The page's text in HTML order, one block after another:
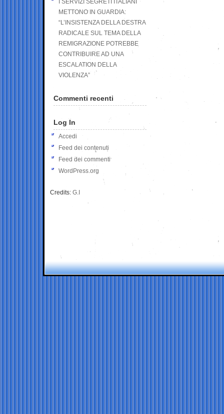
I SERVIZI SEGRETI ITALIANI
METTONO IN GUARDIA:
“L’INSISTENZA DELLA DESTRA
RADICALE SUL TEMA DELLA
REMIGRAZIONE POTREBBE
CONTRIBUIRE AD UNA
ESCALATION DELLA
VIOLENZA”
Commenti recenti
Log In
Accedi
Feed dei contenuti
Feed dei commenti
WordPress.org
Credits: G.I